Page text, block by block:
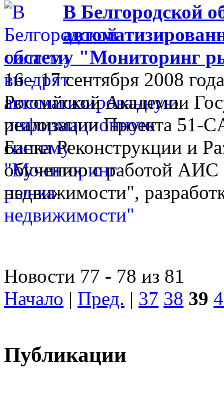
В Белгородской
систему "Мониторинг
16 - 17 сентября 2008
Российской Академии
реализации Проекта 51-
Банка Реконструкции и
обучению с работой
недвижимости",
Новости 77 - 78 из 81
Начало | Пред. | 37 38 39
Публикации